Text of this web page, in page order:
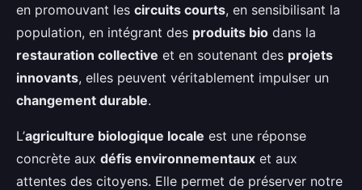
en promouvant les circuits courts, en sensibilisant la
population, en intégrant des produits bio dans la
restauration collective et en soutenant des projets
innovants, elles peuvent véritablement impulser un
changement durable.
L’agriculture biologique locale est une réponse
concrète aux défis environnementaux et aux
attentes des citoyens. Elle permet de préserver notre